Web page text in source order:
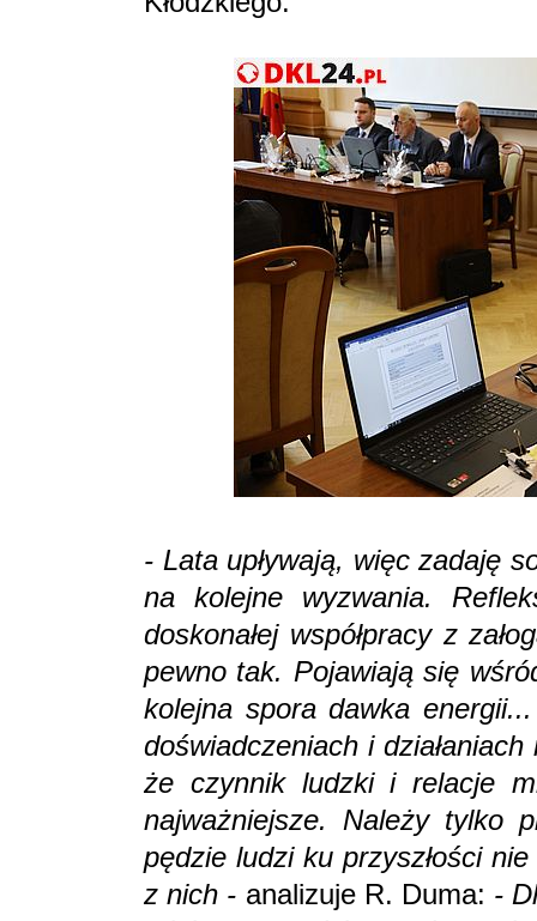
- Lata upływają, więc zadaję
na kolejne wyzwania.
doskonałej współpracy z
pewno tak. Pojawiają się
kolejna spora dawka
doświadczeniach i
że czynnik ludzki i relacje
najważniejsze. Należy tylko
pędzie ludzi ku przyszłości
z nich - analizuje R. Duma: -